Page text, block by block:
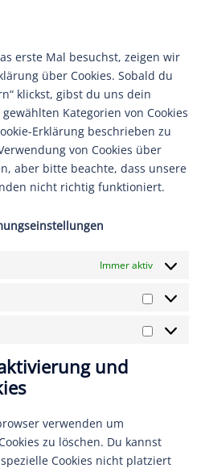
erste Mal besuchst, zeigen wir
über Cookies. Sobald du
klickst, gibst du uns dein
Kategorien von Cookies
Erklärung beschrieben zu
von Cookies über
aber bitte beachte, dass unsere
nicht richtig funktioniert.
Immer aktiv
und
verwenden um
zu löschen. Du kannst
Cookies nicht platziert